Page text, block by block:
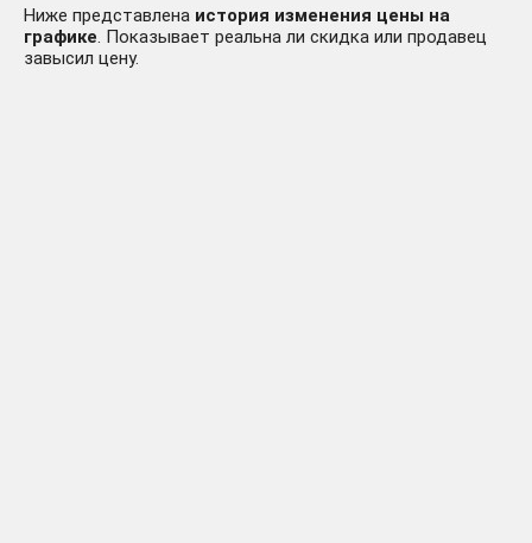
Ниже представлена история изменения цены на
графике. Показывает реальна ли скидка или продавец
завысил цену.